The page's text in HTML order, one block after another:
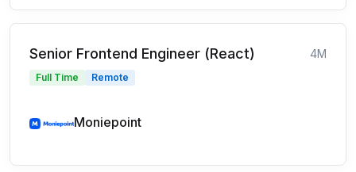
Senior Frontend Engineer (React) 4M
Full Time Remote
Moniepoint